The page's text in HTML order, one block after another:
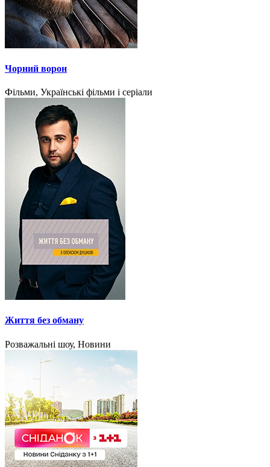
Чорний ворон
Фільми, Українські фільми і серіали
Життя без обману
Розважальні шоу, Новини